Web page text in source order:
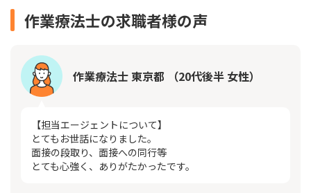
作業療法士の求職者様の声
作業療法士 東京都 （20代後半 女性）
【担当エージェントについて】
とてもお世話になりました。
面接の段取り、面接への同行等
とても心強く、ありがたかったです。